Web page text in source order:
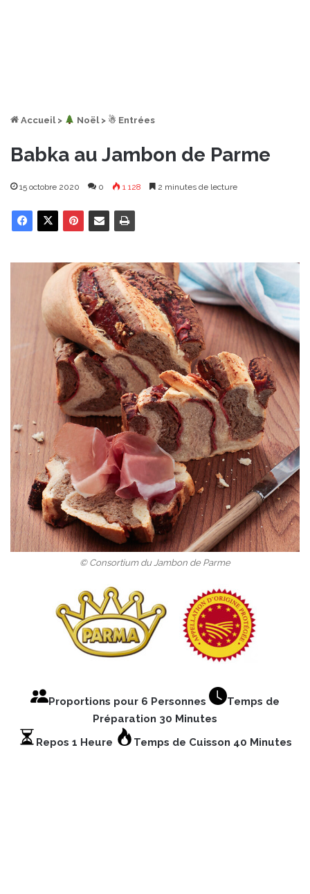
Accueil > ︎ Noël > ☃ Entrées
Babka au Jambon de Parme
15 octobre 2020 0 1 128 2 minutes de lecture
© Consortium du Jambon de Parme
Proportions pour 6 Personnes
Temps de
Préparation 30 Minutes
Repos 1 Heure
Temps de Cuisson 40 Minutes